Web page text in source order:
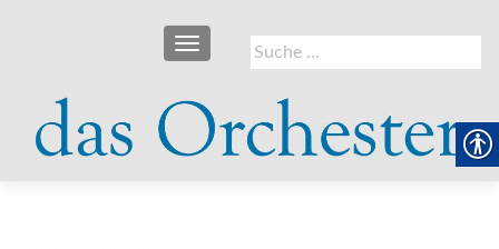
Suche
nach:
SCHALTE NAVIGATION